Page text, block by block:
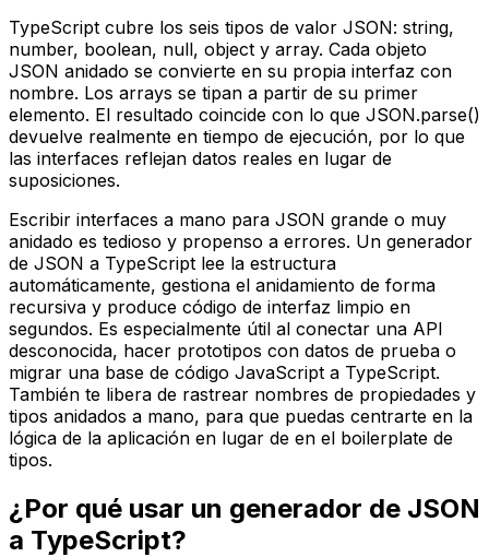
TypeScript cubre los seis tipos de valor JSON: string,
number, boolean, null, object y array. Cada objeto
JSON anidado se convierte en su propia interfaz con
nombre. Los arrays se tipan a partir de su primer
elemento. El resultado coincide con lo que JSON.parse()
devuelve realmente en tiempo de ejecución, por lo que
las interfaces reflejan datos reales en lugar de
suposiciones.
Escribir interfaces a mano para JSON grande o muy
anidado es tedioso y propenso a errores. Un generador
de JSON a TypeScript lee la estructura
automáticamente, gestiona el anidamiento de forma
recursiva y produce código de interfaz limpio en
segundos. Es especialmente útil al conectar una API
desconocida, hacer prototipos con datos de prueba o
migrar una base de código JavaScript a TypeScript.
También te libera de rastrear nombres de propiedades y
tipos anidados a mano, para que puedas centrarte en la
lógica de la aplicación en lugar de en el boilerplate de
tipos.
¿Por qué usar un generador de JSON
a TypeScript?